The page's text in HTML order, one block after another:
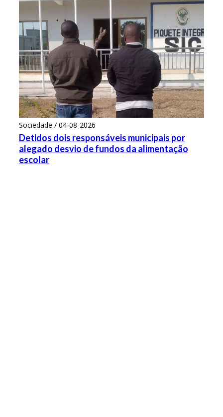
Sociedade / 04-08-2026
Detidos dois responsáveis municipais por
alegado desvio de fundos da alimentação
escolar